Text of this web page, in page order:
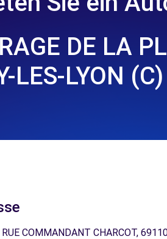
DE LA
LES-LYON (C)
COMMANDANT CHARCOT,